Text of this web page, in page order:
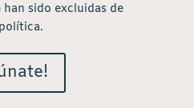
sido excluidas de